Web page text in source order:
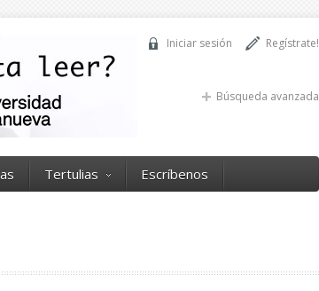
Regístrate!
Iniciar sesión
Búsqueda avanzada
Tertulias Escríbenos